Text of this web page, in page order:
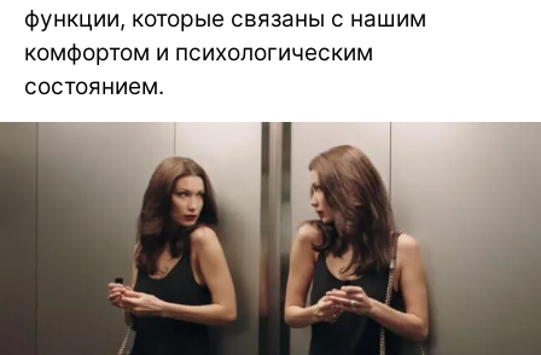
функции, которые связаны с нашим
комфортом и психологическим
состоянием.